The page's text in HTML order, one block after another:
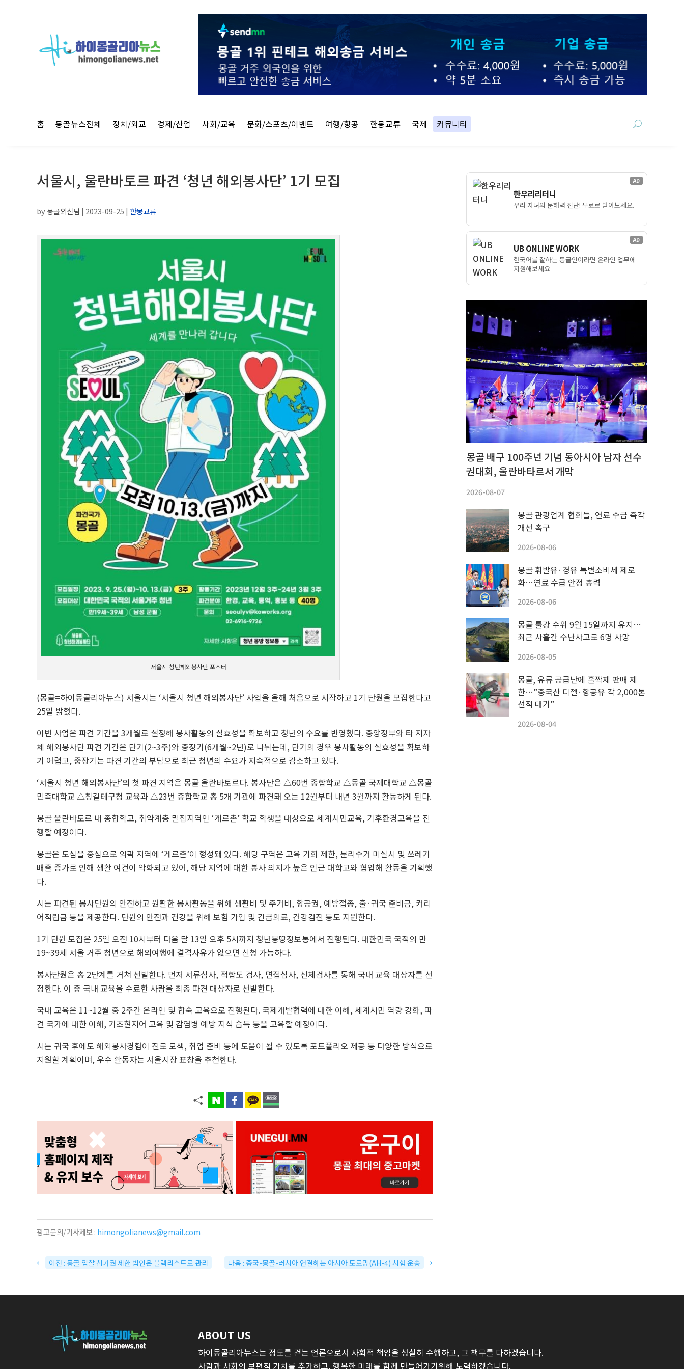
홈 몽골뉴스전체 정치/외교 경제/산업 사회/교육 문화/스포츠/이벤트 여행/항공 한몽교류 국제 커뮤니티
서울시, 울란바토르 파견 ‘청년 해외봉사단’ 1기 모집
by몽골외신팀 | 2023-09-25 | 한몽교류
서울시 청년해외봉사단 포스터
(몽골=하이몽골리아뉴스) 서울시는 ‘서울시 청년 해외봉사단’ 사업을 올해 처음으로 시작하고 1기 단원을 모집한다고
25일 밝혔다.
이번 사업은 파견 기간을 3개월로 설정해 봉사활동의 실효성을 확보하고 청년의 수요를 반영했다. 중앙정부와 타 지자
체 해외봉사단 파견 기간은 단기(2~3주)와 중장기(6개월~2년)로 나뉘는데, 단기의 경우 봉사활동의 실효성을 확보하
기 어렵고, 중장기는 파견 기간의 부담으로 최근 청년의 수요가 지속적으로 감소하고 있다.
‘서울시 청년 해외봉사단’의 첫 파견 지역은 몽골 울란바토르다. 봉사단은 △60번 종합학교 △몽골 국제대학교 △몽골
민족대학교 △칭길테구청 교육과 △23번 종합학교 총 5개 기관에 파견돼 오는 12월부터 내년 3월까지 활동하게 된다.
몽골 울란바토르 내 종합학교, 취약계층 밀집지역인 ‘게르촌’ 학교 학생을 대상으로 세계시민교육, 기후환경교육을 진
행할 예정이다.
몽골은 도심을 중심으로 외곽 지역에 ‘게르촌’이 형성돼 있다. 해당 구역은 교육 기회 제한, 분리수거 미실시 및 쓰레기
배출 증가로 인해 생활 여건이 악화되고 있어, 해당 지역에 대한 봉사 의지가 높은 인근 대학교와 협업해 활동을 기획했
다.
시는 파견된 봉사단원의 안전하고 원활한 봉사활동을 위해 생활비 및 주거비, 항공권, 예방접종, 출·귀국 준비금, 커리
어적립금 등을 제공한다. 단원의 안전과 건강을 위해 보험 가입 및 긴급의료, 건강검진 등도 지원한다.
1기 단원 모집은 25일 오전 10시부터 다음 달 13일 오후 5시까지 청년몽땅정보통에서 진행된다. 대한민국 국적의 만
19~39세 서울 거주 청년으로 해외여행에 결격사유가 없으면 신청 가능하다.
봉사단원은 총 2단계를 거쳐 선발한다. 먼저 서류심사, 적합도 검사, 면접심사, 신체검사를 통해 국내 교육 대상자를 선
정한다. 이 중 국내 교육을 수료한 사람을 최종 파견 대상자로 선발한다.
국내 교육은 11~12월 중 2주간 온라인 및 합숙 교육으로 진행된다. 국제개발협력에 대한 이해, 세계시민 역량 강화, 파
견 국가에 대한 이해, 기초현지어 교육 및 감염병 예방 지식 습득 등을 교육할 예정이다.
시는 귀국 후에도 해외봉사경험이 진로 모색, 취업 준비 등에 도움이 될 수 있도록 포트폴리오 제공 등 다양한 방식으로
지원할 계획이며, 우수 활동자는 서울시장 표창을 추천한다.
광고문의/기사제보 : himongolianews@gmail.com
← 이전 : 몽골 입찰 참가권 제한 법인은 블랙리스트로 관리 다음 : 중국-몽골-러시아 연결하는 아시아 도로망(AH-4) 시험 운송 →
AD
한우리리터니
우리 자녀의 문해력 진단! 무료로 받아보세요.
AD
UB ONLINE WORK
한국어를 잘하는 몽골인이라면 온라인 업무에
지원해보세요
몽골 배구 100주년 기념 동아시아 남자 선수
권대회, 울란바타르서 개막
2026-08-07
몽골 관광업계 협회들, 연료 수급 즉각
개선 촉구
2026-08-06
몽골 휘발유·경유 특별소비세 제로
화…연료 수급 안정 총력
2026-08-06
몽골 툴강 수위 9월 15일까지 유지…
최근 사흘간 수난사고로 6명 사망
2026-08-05
몽골, 유류 공급난에 홀짝제 판매 제
한…”중국산 디젤·항공유 각 2,000톤
선적 대기”
2026-08-04
ABOUT US
하이몽골리아뉴스는 정도를 걷는 언론으로서 사회적 책임을 성실히 수행하고, 그 책무를 다하겠습니다.
사람과 사회의 보편적 가치를 추가하고, 행복한 미래를 함께 만들어가기위해 노력하겠습니다.